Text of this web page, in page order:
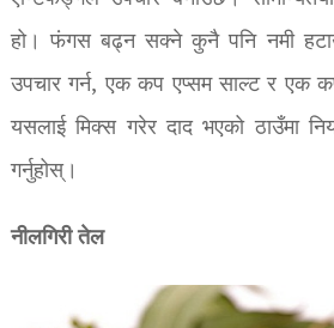
हो। फंगस बढ्न सक्ने कुनै पनि नमी
उपचार गर्न, एक कप एप्सम साल्ट र एक
यसलाई मिक्स गरेर दाद भएको ठाउँमा
गर्नुहोस्।
नीलगिरी तेल